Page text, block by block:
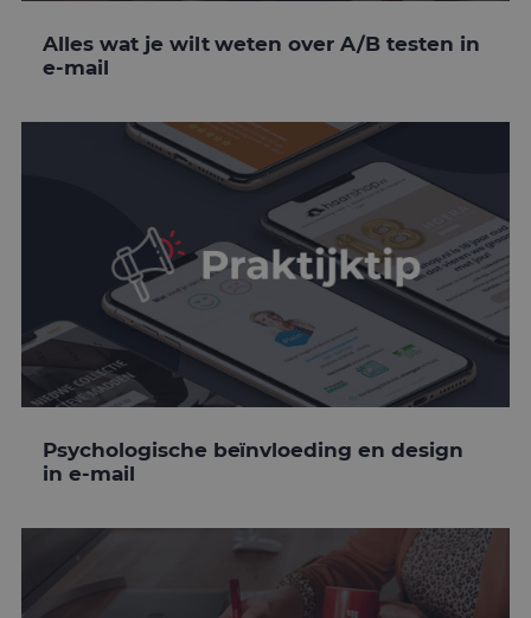
Alles wat je wilt weten over A/B testen in
e-mail
Psychologische beïnvloeding en design
in e-mail